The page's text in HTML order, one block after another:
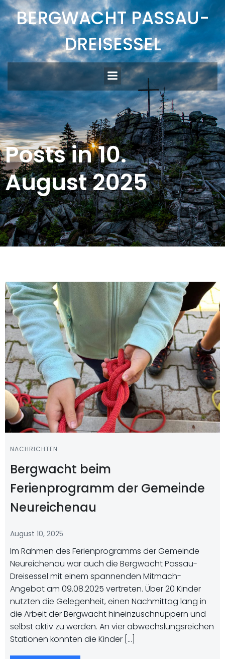
Zum
Inhalt
springen
BERGWACHT PASSAU-
DREISESSEL
Posts in 10.
August 2025
NACHRICHTEN
Bergwacht beim
Ferienprogramm der Gemeinde
Neureichenau
August 10, 2025
Im Rahmen des Ferienprogramms der Gemeinde
Neureichenau war auch die Bergwacht Passau-
Dreisessel mit einem spannenden Mitmach-
Angebot am 09.08.2025 vertreten. Über 20 Kinder
nutzten die Gelegenheit, einen Nachmittag lang in
die Arbeit der Bergwacht hineinzuschnuppern und
selbst aktiv zu werden. An vier abwechslungsreichen
Stationen konnten die Kinder […]